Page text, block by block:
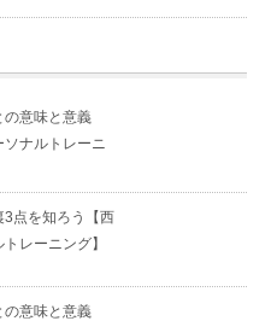
の意味と意義
ナルトレーニ
3点を知ろう【西
レーニング】
の意味と意義